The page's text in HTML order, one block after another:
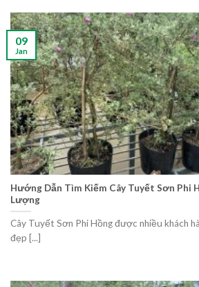
Hướng Dẫn Tìm Kiếm Cây Tuyết Sơn Phi
Lượng
Cây Tuyết Sơn Phi Hồng được nhiều khách
đẹp [...]
09
Jan